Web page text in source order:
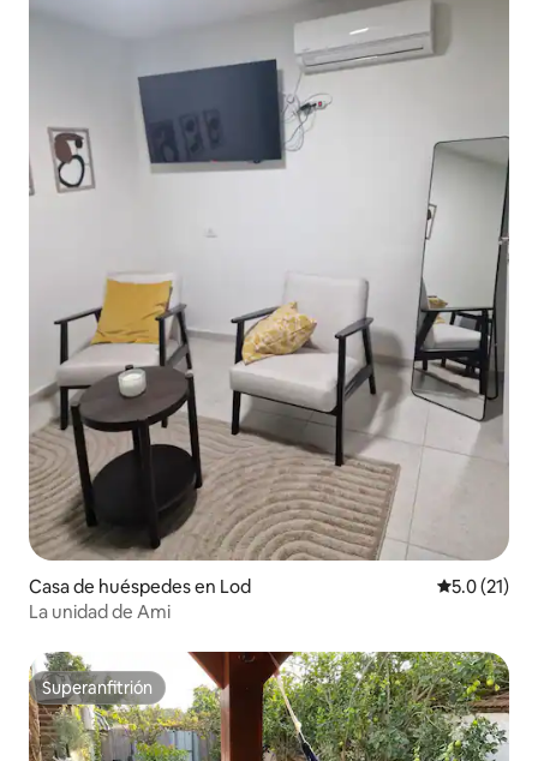
Casa de huéspedes en Lod Calificación
5.0 (21)
La unidad de Ami
Superanfitrión
Superanfitrión